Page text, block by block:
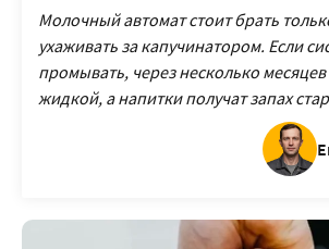
Молочный автомат стоит брать
ухаживать за капучинатором. Если
промывать, через несколько месяцев
жидкой, а напитки получат запах